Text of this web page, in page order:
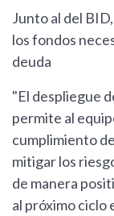
Junto al del
los fondos
deuda
"El despliegue
permite al
cumplimiento
mitigar los
de manera
al próximo ciclo